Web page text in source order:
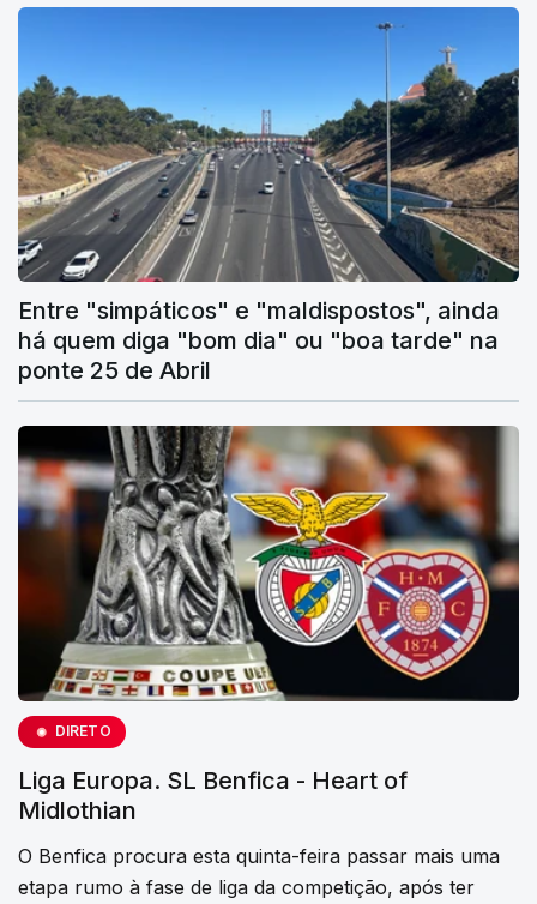
Entre "simpáticos" e "maldispostos", ainda
há quem diga "bom dia" ou "boa tarde" na
ponte 25 de Abril
DIRETO
Liga Europa. SL Benfica - Heart of
Midlothian
O Benfica procura esta quinta-feira passar mais uma
etapa rumo à fase de liga da competição, após ter